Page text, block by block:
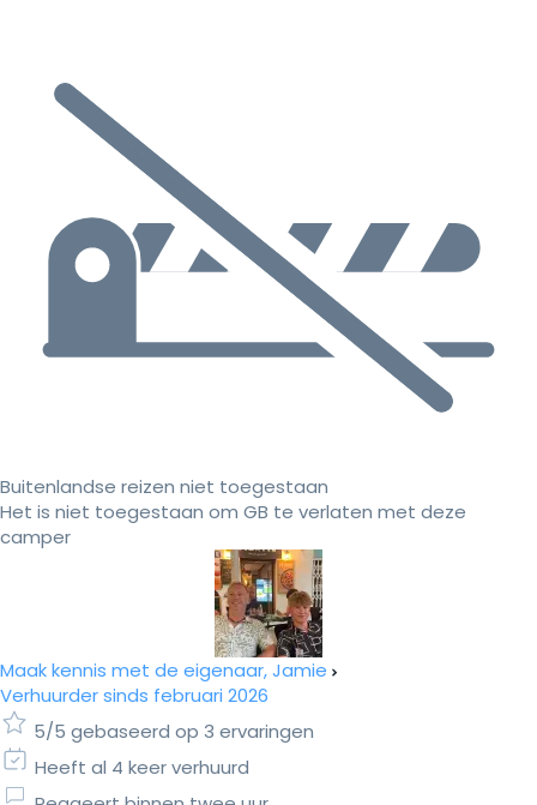
Buitenlandse reizen niet toegestaan
Het is niet toegestaan om GB te verlaten met deze
camper
Maak kennis met de eigenaar, Jamie
Verhuurder sinds februari 2026
5/5 gebaseerd op 3 ervaringen
Heeft al 4 keer verhuurd